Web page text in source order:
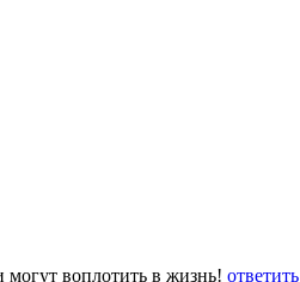
воплотить в жизнь! ответить